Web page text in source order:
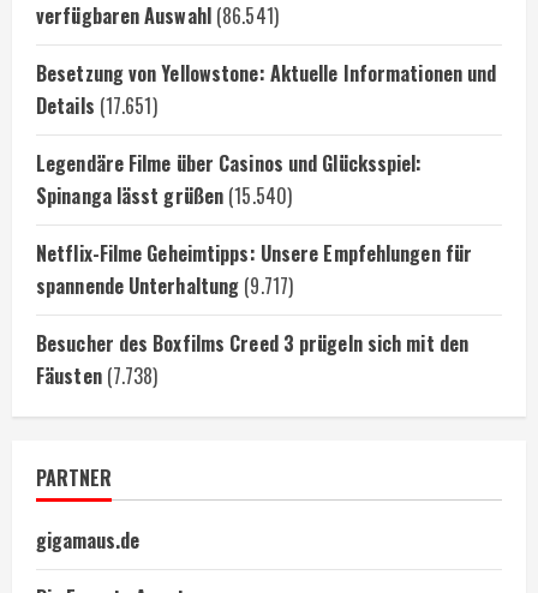
verfügbaren Auswahl (86.541)
Besetzung von Yellowstone: Aktuelle Informationen und
Details (17.651)
Legendäre Filme über Casinos und Glücksspiel:
Spinanga lässt grüßen (15.540)
Netflix-Filme Geheimtipps: Unsere Empfehlungen für
spannende Unterhaltung (9.717)
Besucher des Boxfilms Creed 3 prügeln sich mit den
Fäusten (7.738)
PARTNER
gigamaus.de